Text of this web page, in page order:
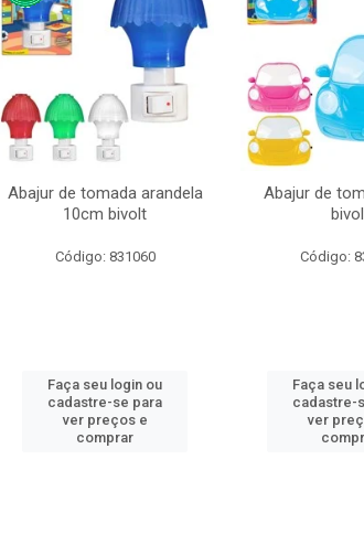
Abajur de tomada arandela
10cm bivolt
Código: 831060
Faça seu login ou
cadastre-se para
ver preços e
comprar
Abajur de
Código:
Faça seu
cadastre-
ver